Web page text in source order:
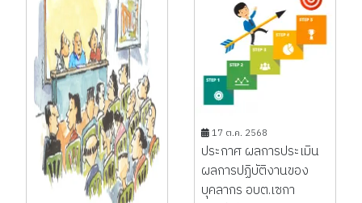
29 มิ.ย. 2569
ประกาศ ขอความร่วมมือ
คัดแยกขยะมูลฝอย
ต้นทางก่อนนำลงถัง
ขยะ...
17 ต.ค. 2568
ประกาศ ผลการประเมิน
ผลการปฏิบัติงานของ
บุคลากร อบต.เซกา